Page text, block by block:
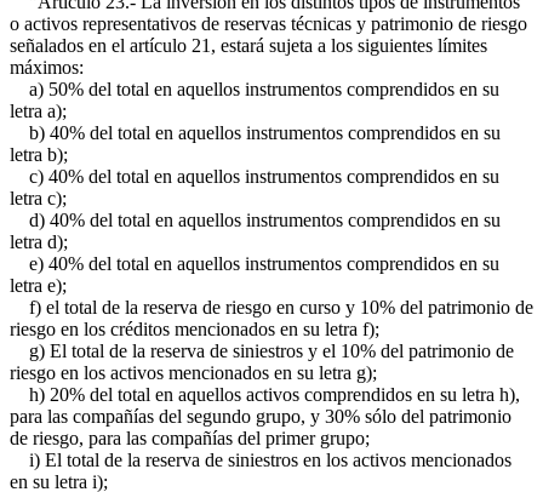
o activos representativos de reservas técnicas y patrimonio de riesgo
señalados en el artículo 21, estará sujeta a los siguientes límites
máximos:
a) 50% del total en aquellos instrumentos comprendidos en su
letra a);
b) 40% del total en aquellos instrumentos comprendidos en su
letra b);
c) 40% del total en aquellos instrumentos comprendidos en su
letra c);
d) 40% del total en aquellos instrumentos comprendidos en su
letra d);
e) 40% del total en aquellos instrumentos comprendidos en su
letra e);
f) el total de la reserva de riesgo en curso y 10% del patrimonio de
riesgo en los créditos mencionados en su letra f);
g) El total de la reserva de siniestros y el 10% del patrimonio de
riesgo en los activos mencionados en su letra g);
h) 20% del total en aquellos activos comprendidos en su letra h),
para las compañías del segundo grupo, y 30% sólo del patrimonio
de riesgo, para las compañías del primer grupo;
i) El total de la reserva de siniestros en los activos mencionados
en su letra i);